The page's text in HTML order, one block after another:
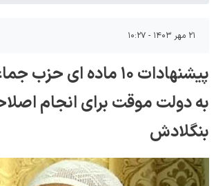
۲۱ مهر ۱۴۰۳ - ۱۰:۲۷
پیشنهادات ۱۰ ماده ای
به دولت موقت برای انجام
بنگلادش